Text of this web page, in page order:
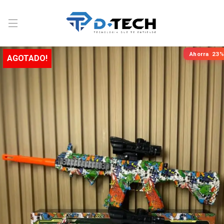
Ahorra 23%
AGOTADO!